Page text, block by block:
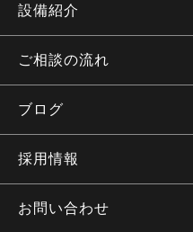
設備紹介
ご相談の流れ
ブログ
採用情報
お問い合わせ